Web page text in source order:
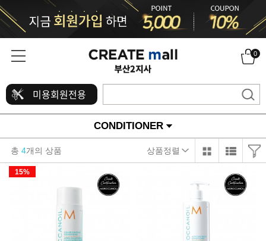
0
미용회원전용
CONDITIONER
총 4개의 상품 상품정렬
15%